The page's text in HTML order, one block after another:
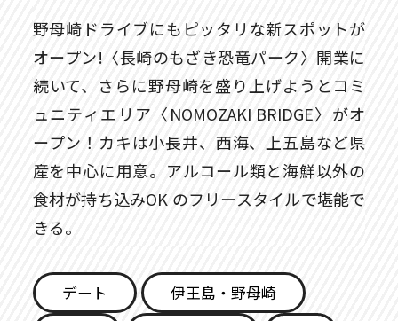
野母崎ドライブにもピッタリな新スポットが
オープン!〈長崎のもざき恐竜パーク〉開業に
続いて、さらに野母崎を盛り上げようとコミ
ュニティエリア〈NOMOZAKI BRIDGE〉がオ
ープン！カキは小長井、西海、上五島など県
産を中心に用意。アルコール類と海鮮以外の
食材が持ち込みOK のフリースタイルで堪能で
きる。
デート
伊王島・野母崎